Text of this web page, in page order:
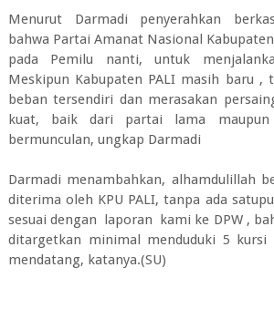
Menurut Darmadi penyerahkan
bahwa Partai Amanat Nasional
pada Pemilu nanti, untuk
Meskipun Kabupaten PALI masih baru ,
beban tersendiri dan merasakan
kuat, baik dari partai lama
bermunculan, ungkap Darmadi
Darmadi menambahkan, alhamdulillah
diterima oleh KPU PALI, tanpa ada
sesuai dengan laporan kami ke DPW ,
ditargetkan minimal menduduki 5 kursi
mendatang, katanya.(SU)